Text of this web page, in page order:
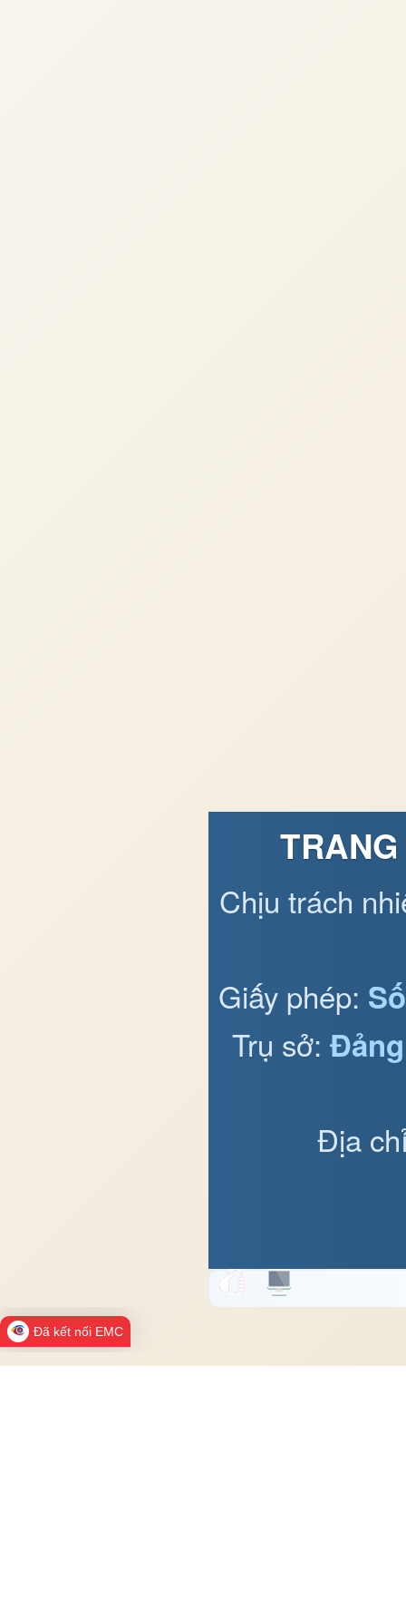
Chịu trách
Giấy phép:
Trụ sở:
Địa
Đã kết nối EMC